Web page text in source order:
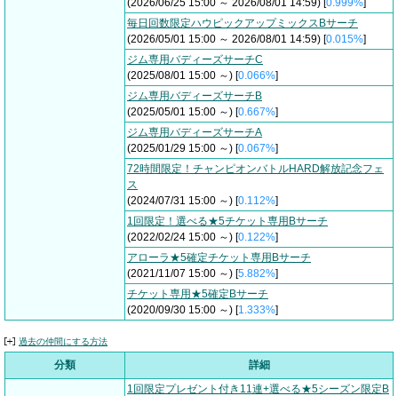
(2026/06/25 15:00 ～ 2026/08/01 14:59) [0.999%]
毎日回数限定ハウピックアップミックスBサーチ
(2026/05/01 15:00 ～ 2026/08/01 14:59) [0.015%]
ジム専用バディーズサーチC
(2025/08/01 15:00 ～) [0.066%]
ジム専用バディーズサーチB
(2025/05/01 15:00 ～) [0.667%]
ジム専用バディーズサーチA
(2025/01/29 15:00 ～) [0.067%]
72時間限定！チャンピオンバトルHARD解放記念フェ
ス
(2024/07/31 15:00 ～) [0.112%]
1回限定！選べる★5チケット専用Bサーチ
(2022/02/24 15:00 ～) [0.122%]
アローラ★5確定チケット専用Bサーチ
(2021/11/07 15:00 ～) [5.882%]
チケット専用★5確定Bサーチ
(2020/09/30 15:00 ～) [1.333%]
過去の仲間にする方法
分類
詳細
1回限定プレゼント付き11連+選べる★5シーズン限定B